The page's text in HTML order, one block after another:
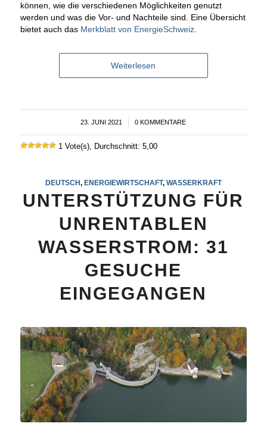
können, wie die verschiedenen Möglichkeiten genutzt
werden und was die Vor- und Nachteile sind. Eine Übersicht
bietet auch das Merkblatt von EnergieSchweiz.
Weiterlesen
23. JUNI 2021
/ 0 KOMMENTARE
1 Vote(s), Durchschnitt: 5,00
DEUTSCH, ENERGIEWIRTSCHAFT, WASSERKRAFT
UNTERSTÜTZUNG FÜR
UNRENTABLEN
WASSERSTROM: 31
GESUCHE
EINGEGANGEN